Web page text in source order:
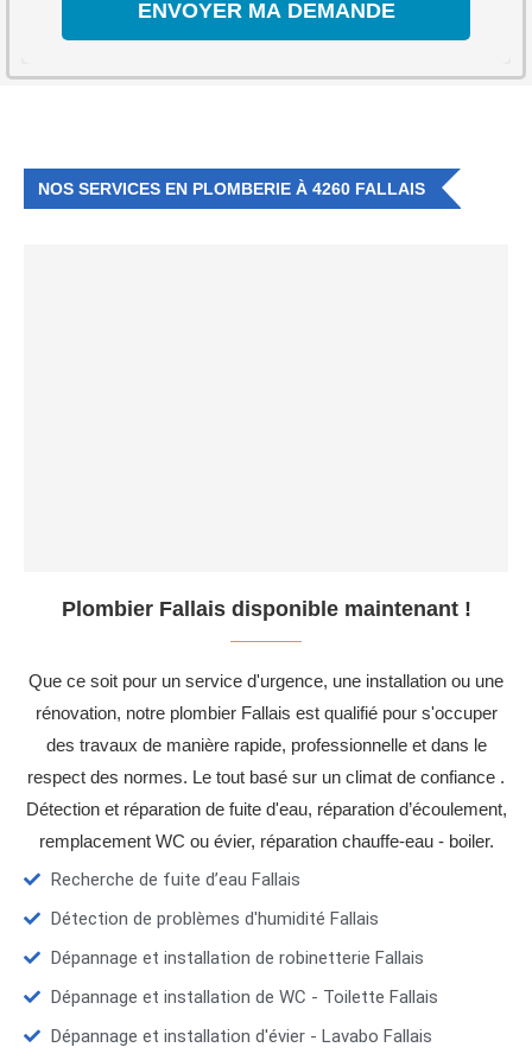
NOS SERVICES EN PLOMBERIE À 4260 FALLAIS
Plombier Fallais disponible maintenant !
Que ce soit pour un service d'urgence, une installation ou une
rénovation, notre plombier Fallais est qualifié pour s'occuper
des travaux de manière rapide, professionnelle et dans le
respect des normes. Le tout basé sur un climat de confiance .
Détection et réparation de fuite d'eau, réparation d’écoulement,
remplacement WC ou évier, réparation chauffe-eau - boiler.
Recherche de fuite d’eau Fallais
Détection de problèmes d'humidité Fallais
Dépannage et installation de robinetterie Fallais
Dépannage et installation de WC - Toilette Fallais
Dépannage et installation d'évier - Lavabo Fallais